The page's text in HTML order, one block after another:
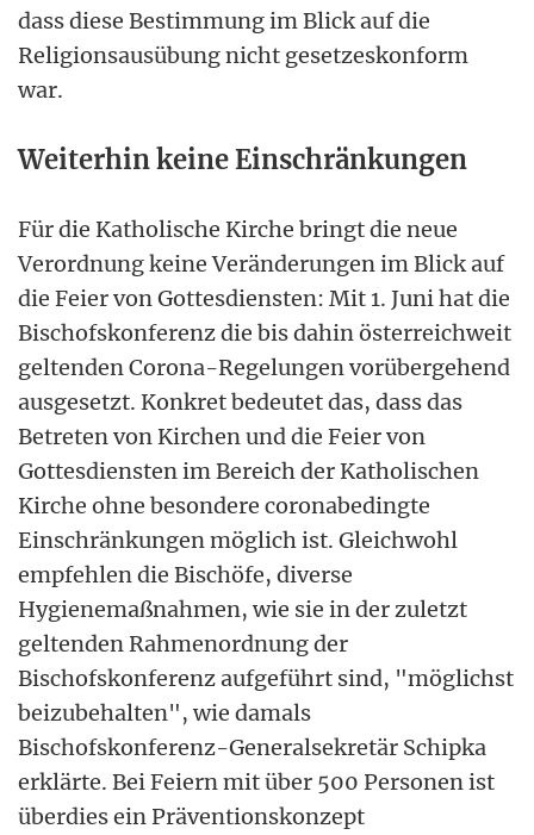
dass diese Bestimmung im Blick auf die
Religionsausübung nicht gesetzeskonform
war.
Weiterhin keine Einschränkungen
Für die Katholische Kirche bringt die neue
Verordnung keine Veränderungen im Blick auf
die Feier von Gottesdiensten: Mit 1. Juni hat die
Bischofskonferenz die bis dahin österreichweit
geltenden Corona-Regelungen vorübergehend
ausgesetzt. Konkret bedeutet das, dass das
Betreten von Kirchen und die Feier von
Gottesdiensten im Bereich der Katholischen
Kirche ohne besondere coronabedingte
Einschränkungen möglich ist. Gleichwohl
empfehlen die Bischöfe, diverse
Hygienemaßnahmen, wie sie in der zuletzt
geltenden Rahmenordnung der
Bischofskonferenz aufgeführt sind, "möglichst
beizubehalten", wie damals
Bischofskonferenz-Generalsekretär Schipka
erklärte. Bei Feiern mit über 500 Personen ist
überdies ein Präventionskonzept